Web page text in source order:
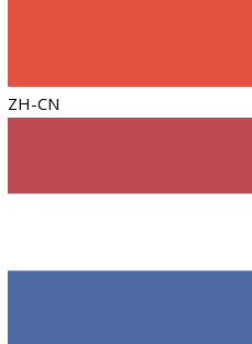
ZH-CN